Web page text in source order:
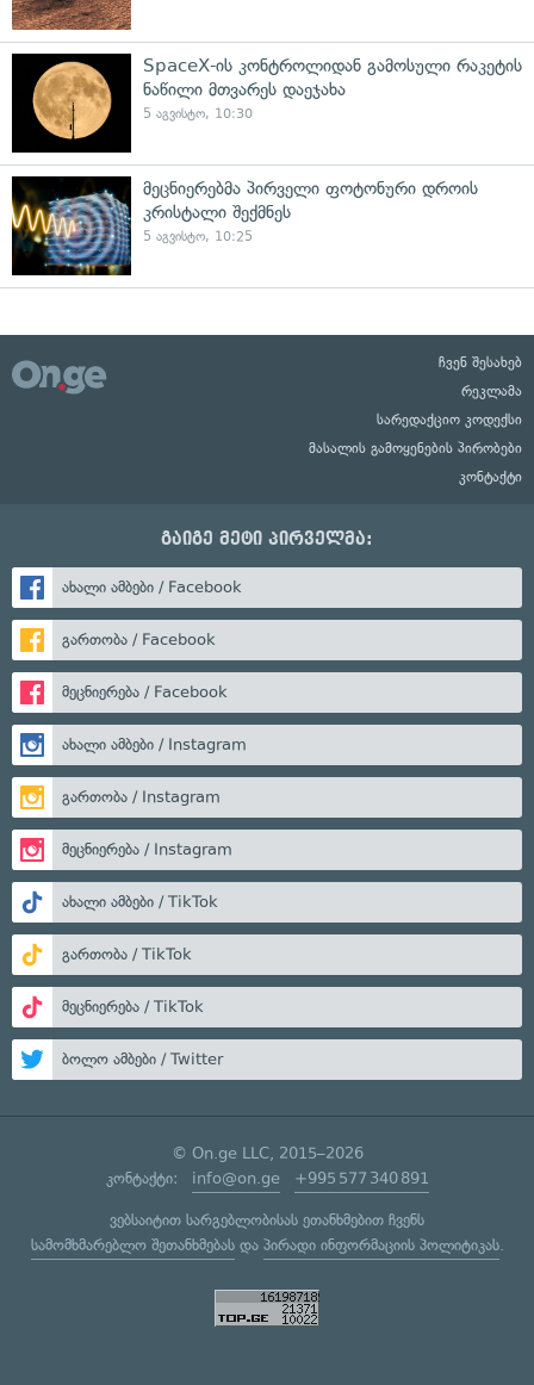
SpaceX-ის კონტროლიდან გამოსული რაკეტის
ნაწილი მთვარეს დაეჯახა
5 აგვისტო, 10:30
მეცნიერებმა პირველი ფოტონური დროის
კრისტალი შექმნეს
5 აგვისტო, 10:25
ჩვენ შესახებ
რეკლამა
სარედაქციო კოდექსი
მასალის გამოყენების პირობები
კონტაქტი
გაიგე მეტი პირველმა:
ახალი ამბები / Facebook
გართობა / Facebook
მეცნიერება / Facebook
ახალი ამბები / Instagram
გართობა / Instagram
მეცნიერება / Instagram
ახალი ამბები / TikTok
გართობა / TikTok
მეცნიერება / TikTok
ბოლო ამბები / Twitter
© On.ge LLC, 2015–2026
კონტაქტი: info@on.ge +995 577 340 891
ვებსაიტით სარგებლობისას ეთანხმებით ჩვენს
სამომხმარებლო შეთანხმებასდა პირადი ინფორმაციის პოლიტიკას.